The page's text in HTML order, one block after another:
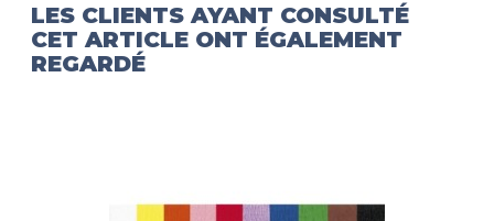
LES CLIENTS AYANT CONSULTÉ
CET ARTICLE ONT ÉGALEMENT
REGARDÉ